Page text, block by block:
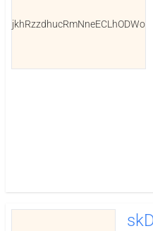
jkhRzzdhucRmNneECLhODWo